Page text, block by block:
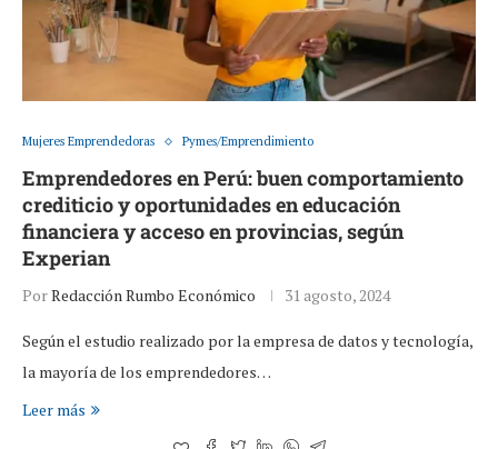
Mujeres Emprendedoras Pymes/Emprendimiento
Emprendedores en Perú: buen comportamiento
crediticio y oportunidades en educación
financiera y acceso en provincias, según
Experian
PorRedacción Rumbo Económico 31 agosto, 2024
Según el estudio realizado por la empresa de datos y tecnología,
la mayoría de los emprendedores…
Leer más